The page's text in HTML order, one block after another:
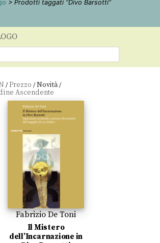
> Prodotti taggati “Divo Barsotti”
/Prezzo /Novità/
Fabrizio De Toni
Il Mistero
dell’Incarnazione in